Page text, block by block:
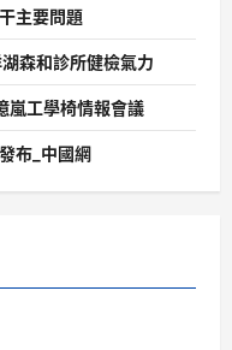
主要問題
森和診所健檢氣力
嵐工學椅情報會議
布_中國網